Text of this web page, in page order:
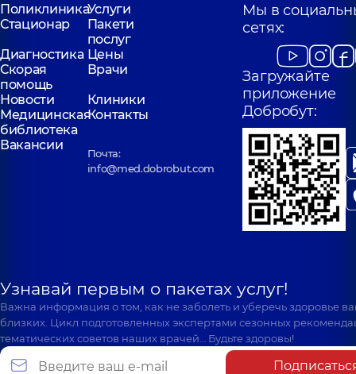
ПоликлиникаУслуги
Стационар
Пакети
послуг
Диагностика Цены
Скорая
помощь
Врачи
Новости
Клиники
Медицинская
библиотека
Контакты
Вакансии
Почта:
info@med.dobrobut.com
Мы в
сетях:
Загружайте
приложение
Добробут:
Узнавай первым о пакетах услуг!
Важна информация о том, как не заболеть и уберечь здоровье
близких. Цикл подготовленных экспертами сезонных
тематических советов наших врачей… Будьте здоровы!